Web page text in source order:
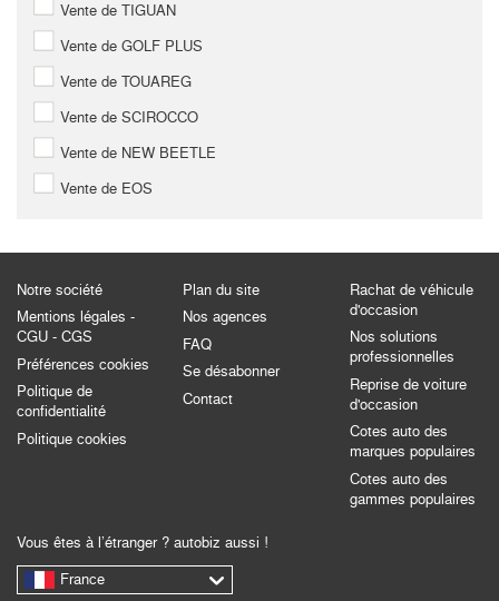
Vente de TIGUAN
Vente de GOLF PLUS
Vente de TOUAREG
Vente de SCIROCCO
Vente de NEW BEETLE
Vente de EOS
Notre société
Mentions légales -
CGU - CGS
Préférences cookies
Politique de
confidentialité
Politique cookies
Plan du site
Nos agences
FAQ
Se désabonner
Contact
Rachat de véhicule
d'occasion
Nos solutions
professionnelles
Reprise de voiture
d'occasion
Cotes auto des
marques populaires
Cotes auto des
gammes populaires
Vous êtes à l’étranger ? autobiz aussi !
France